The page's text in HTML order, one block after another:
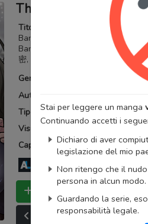
Stai per leggere un manga
Continuando accetti i
Dichiaro di aver
legislazione del mio
Non ritengo che il
persona in alcun modo.
Guardando la serie,
responsabilità legale.
The Banker
Titoli alternativi:
Bank Clerk,
Bankier, El banquero, El
Bancário, O Funcionário Do
密, 은행원
Generi:
Maturo
Autore:
Tipo:
Manhwa
Visualizzazioni:
Capitoli totali:34
AniList
Ultimo capitolo
Primo